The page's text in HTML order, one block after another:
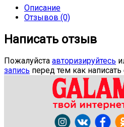
Описание
Отзывов (0)
Написать отзыв
Пожалуйста авторизируйтесь
запись перед тем как